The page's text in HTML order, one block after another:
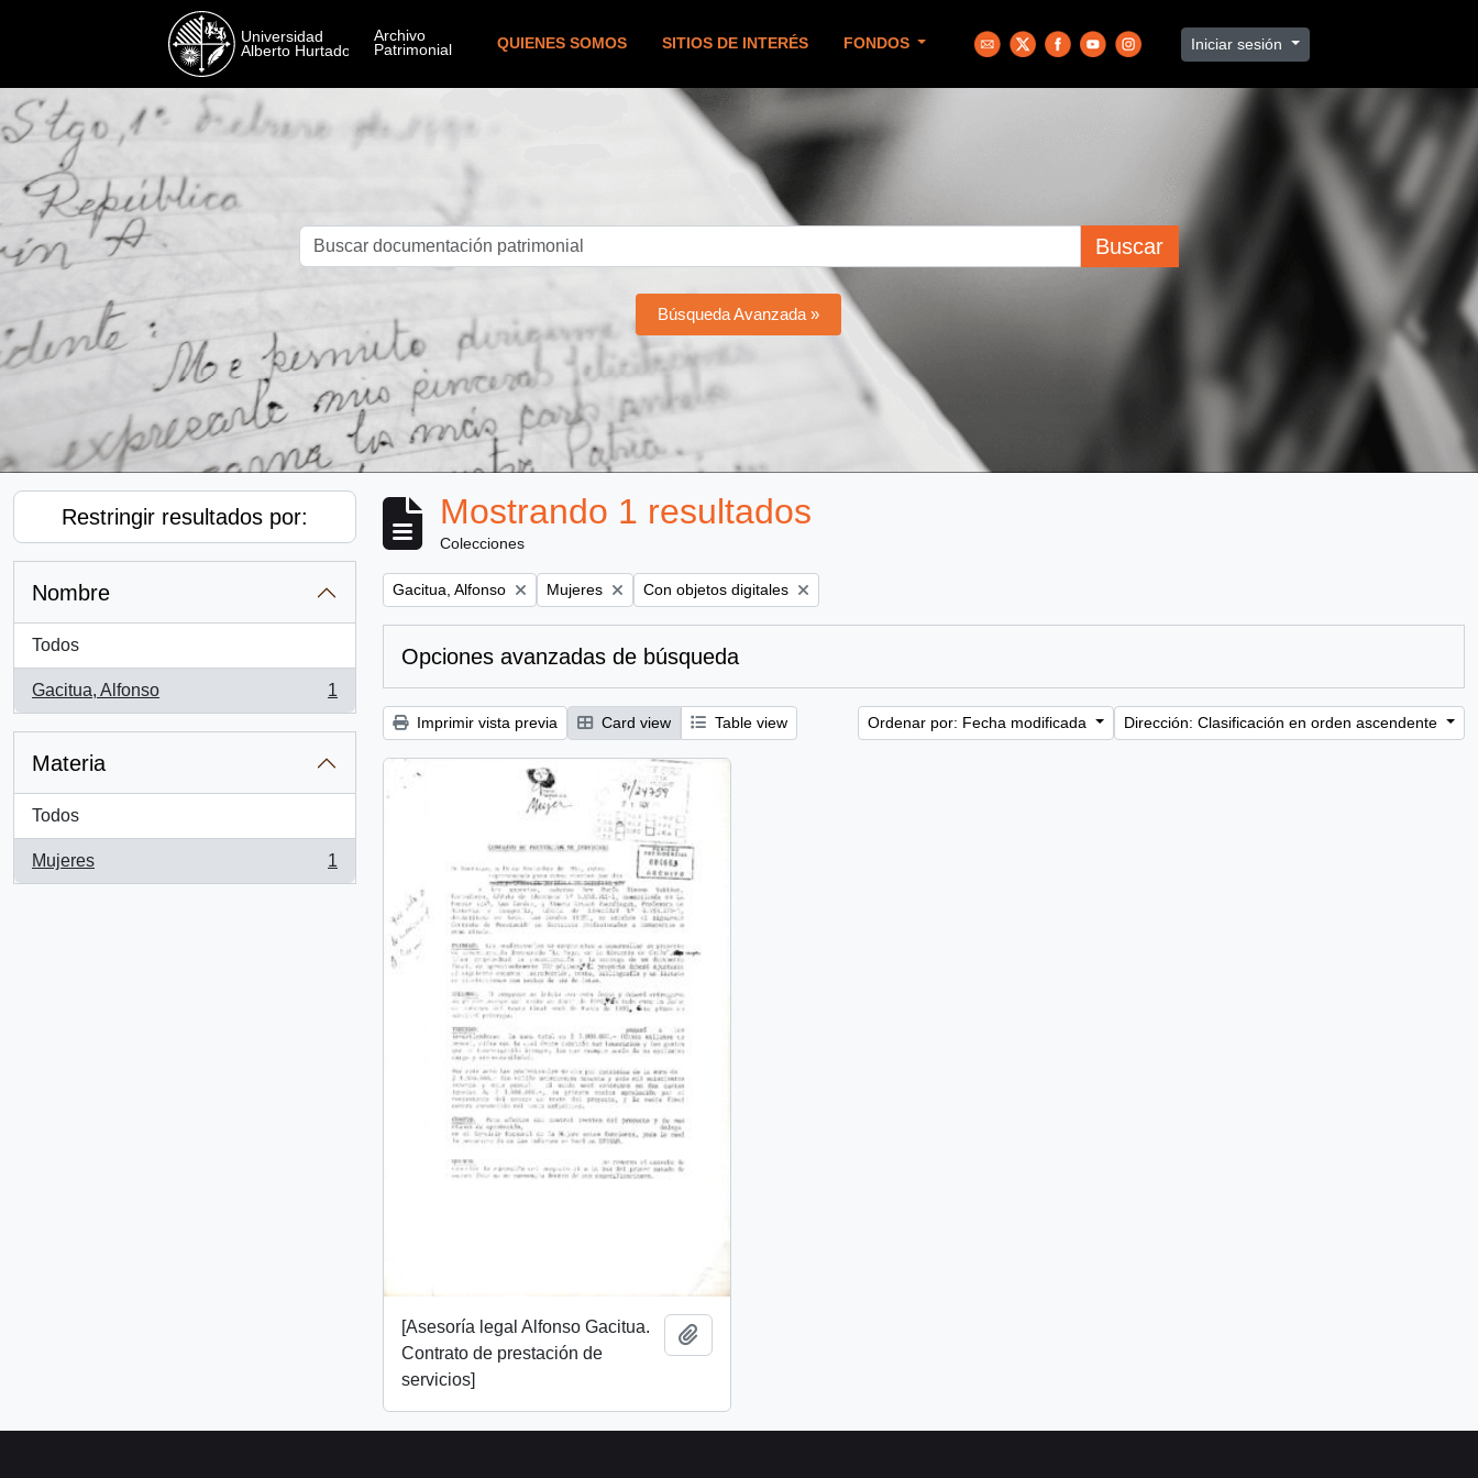
QUIENES SOMOS SITIOS DE INTERÉS FONDOS Iniciar sesión
Buscar
Búsqueda Avanzada »
Restringir resultados por:
Nombre
Todos
Gacitua, Alfonso
, 1 resultados
1
Materia
Todos
Mujeres
, 1 resultados
1
Mostrando 1 resultados
Colecciones
Remove filter:
Gacitua, Alfonso Remove filter:
Mujeres Remove filter:
Con objetos digitales
Opciones avanzadas de búsqueda
Imprimir vista previa Card view Table view Ordenar por: Fecha modificada Dirección: Clasificación en orden ascendente
[Asesoría legal Alfonso Gacitua.
Contrato de prestación de
servicios]